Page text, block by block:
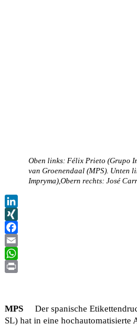
Oben links: Félix Prieto (Grupo
van Groenendaal (MPS). Unten
Impryma),Obern rechts: José
LinkedIn
XING
Facebook
Email
WhatsApp
MPS Der spanische
SL) hat in eine hochautomatisierte